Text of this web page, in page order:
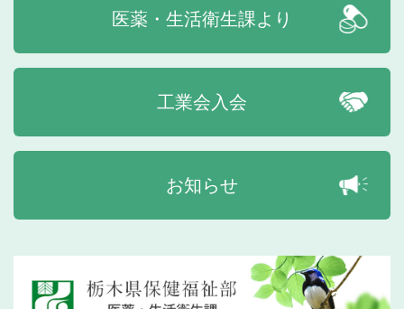
医薬・生活衛生課より
工業会入会
お知らせ